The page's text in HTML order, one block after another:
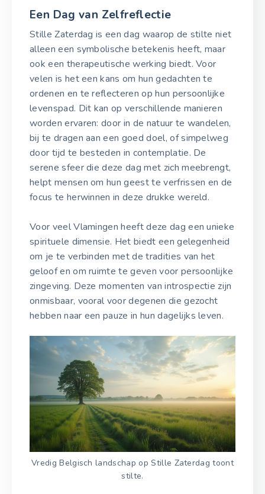
Een Dag van Zelfreflectie
Stille Zaterdag is een dag waarop de stilte niet
alleen een symbolische betekenis heeft, maar
ook een therapeutische werking biedt. Voor
velen is het een kans om hun gedachten te
ordenen en te reflecteren op hun persoonlijke
levenspad. Dit kan op verschillende manieren
worden ervaren: door in de natuur te wandelen,
bij te dragen aan een goed doel, of simpelweg
door tijd te besteden in contemplatie. De
serene sfeer die deze dag met zich meebrengt,
helpt mensen om hun geest te verfrissen en de
focus te herwinnen in deze drukke wereld.
Voor veel Vlamingen heeft deze dag een unieke
spirituele dimensie. Het biedt een gelegenheid
om je te verbinden met de tradities van het
geloof en om ruimte te geven voor persoonlijke
zingeving. Deze momenten van introspectie zijn
onmisbaar, vooral voor degenen die gezocht
hebben naar een pauze in hun dagelijks leven.
Vredig Belgisch landschap op Stille Zaterdag toont
stilte.